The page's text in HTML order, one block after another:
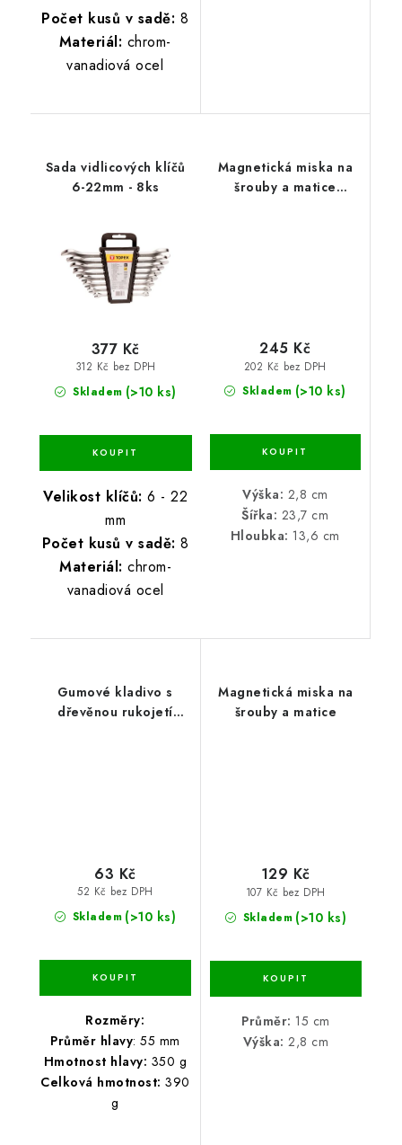
Počet kusů v sadě: 8
Materiál: chrom-
vanadiová ocel
Sada vidlicových klíčů
6-22mm - 8ks
Skladem (>10 ks)
312 Kč bez DPH
377 Kč
Velikost klíčů: 6 - 22
mm
Počet kusů v sadě: 8
Materiál: chrom-
vanadiová ocel
Magnetická miska na
šrouby a matice
Skladem (>10 ks)
202 Kč bez DPH
245 Kč
Výška: 2,8 cm
Šířka: 23,7 cm
Hloubka: 13,6 cm
Gumové kladivo s
dřevěnou rukojetí
Skladem (>10 ks)
52 Kč bez DPH
63 Kč
Rozměry:
Průměr hlavy: 55 mm
Hmotnost hlavy: 350 g
Celková hmotnost: 390
g
Magnetická miska na
šrouby a matice
Skladem (>10 ks)
107 Kč bez DPH
129 Kč
Průměr: 15 cm
Výška: 2,8 cm